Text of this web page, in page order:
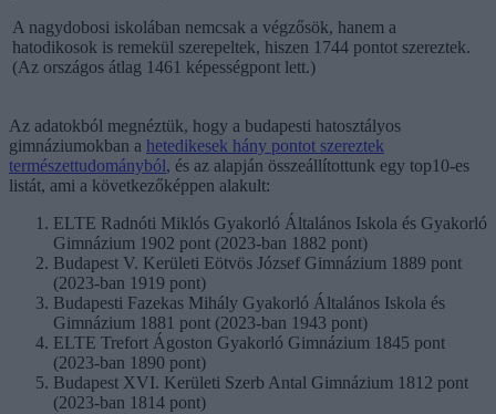
A nagydobosi iskolában nemcsak a végzősök, hanem a
hatodikosok is remekül szerepeltek, hiszen 1744 pontot szereztek.
(Az országos átlag 1461 képességpont lett.)
Az adatokból megnéztük, hogy a budapesti hatosztályos
gimnáziumokban a hetedikesek hány pontot szereztek
természettudományból, és az alapján összeállítottunk egy top10-es
listát, ami a következőképpen alakult:
ELTE Radnóti Miklós Gyakorló Általános Iskola és Gyakorló
Gimnázium 1902 pont (2023-ban 1882 pont)
Budapest V. Kerületi Eötvös József Gimnázium 1889 pont
(2023-ban 1919 pont)
Budapesti Fazekas Mihály Gyakorló Általános Iskola és
Gimnázium 1881 pont (2023-ban 1943 pont)
ELTE Trefort Ágoston Gyakorló Gimnázium 1845 pont
(2023-ban 1890 pont)
Budapest XVI. Kerületi Szerb Antal Gimnázium 1812 pont
(2023-ban 1814 pont)